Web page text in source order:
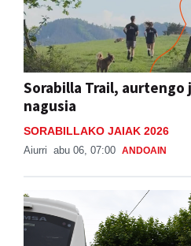
Sorabilla Trail,
nagusia
SORABILLAKO JAIAK 2026
Aiurri abu 06, 07:00 ANDOAIN